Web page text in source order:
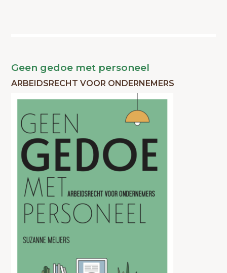
Geen gedoe met personeel
ARBEIDSRECHT VOOR ONDERNEMERS